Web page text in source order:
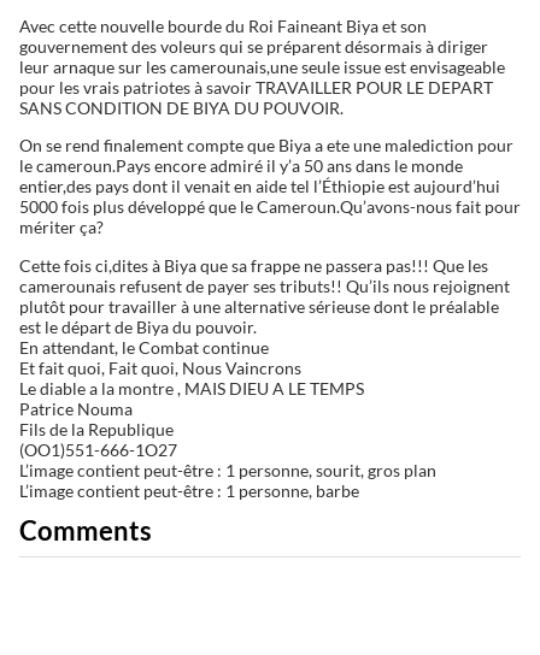
Avec cette nouvelle bourde du Roi Faineant Biya et son
gouvernement des voleurs qui se préparent désormais à diriger
leur arnaque sur les camerounais,une seule issue est envisageable
pour les vrais patriotes à savoir TRAVAILLER POUR LE DEPART
SANS CONDITION DE BIYA DU POUVOIR.
On se rend finalement compte que Biya a ete une malediction pour
le cameroun.Pays encore admiré il y’a 50 ans dans le monde
entier,des pays dont il venait en aide tel l’Éthiopie est aujourd’hui
5000 fois plus développé que le Cameroun.Qu’avons-nous fait pour
mériter ça?
Cette fois ci,dites à Biya que sa frappe ne passera pas!!! Que les
camerounais refusent de payer ses tributs!! Qu’ils nous rejoignent
plutôt pour travailler à une alternative sérieuse dont le préalable
est le départ de Biya du pouvoir.
En attendant, le Combat continue
Et fait quoi, Fait quoi, Nous Vaincrons
Le diable a la montre , MAIS DIEU A LE TEMPS
Patrice Nouma
Fils de la Republique
(OO1)551-666-1O27
L’image contient peut-être : 1 personne, sourit, gros plan
L’image contient peut-être : 1 personne, barbe
Comments